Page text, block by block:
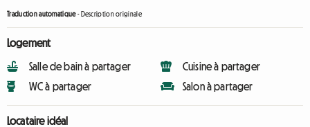
Traduction automatique- Description originale
Logement
Salle de bain à partager
WC à partager
Cuisine à partager
Salon à partager
Locataire idéal